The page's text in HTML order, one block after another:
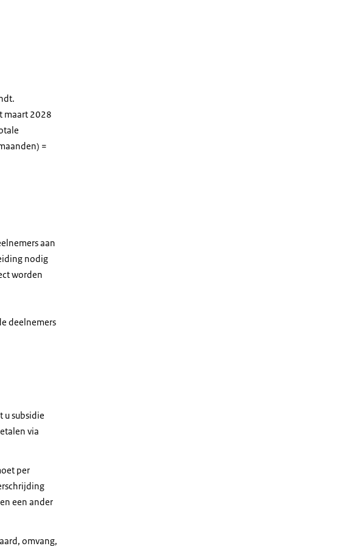
maart 2028
=
aan
nodig
worden
deelnemers
subsidie
via
per
een ander
omvang,